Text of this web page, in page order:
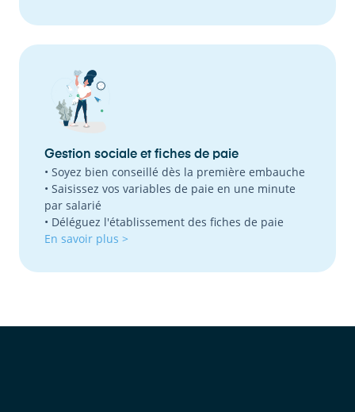
Gestion sociale et fiches de paie
• Soyez bien conseillé dès la première embauche
• Saisissez vos variables de paie en une minute
par salarié
• Déléguez l'établissement des fiches de paie
En savoir plus >